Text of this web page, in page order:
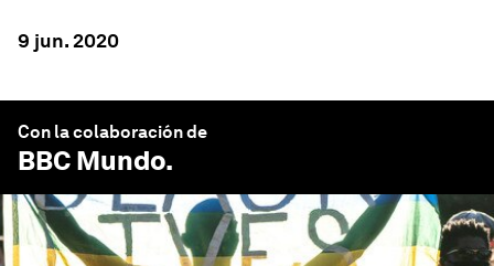
9 jun. 2020
Con la colaboración de
BBC Mundo.